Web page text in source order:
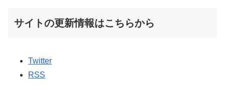
サイトの更新情報はこちらから
Twitter
RSS